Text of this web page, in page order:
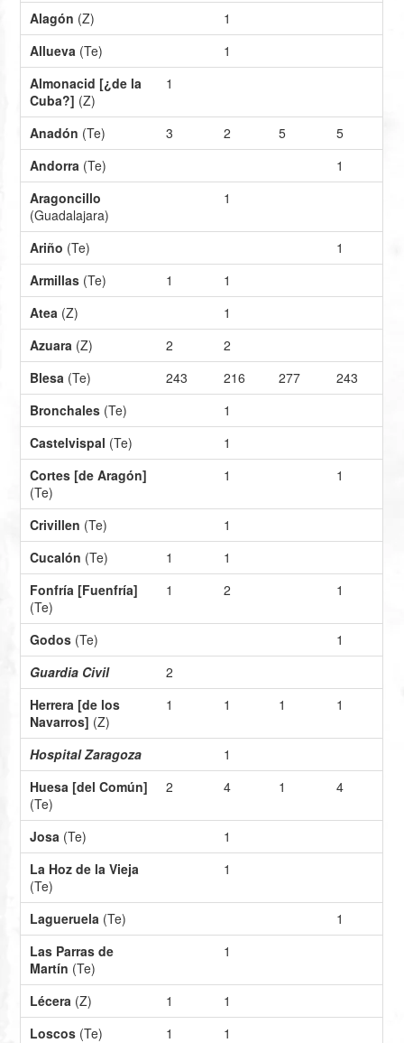
Alagón (Z)
1
Allueva (Te)
1
Almonacid [¿de la
Cuba?] (Z)
1
Anadón (Te) 3 2 5
5
Andorra (Te)
1
Aragoncillo
(Guadalajara)
1
Ariño (Te)
1
Armillas (Te) 1
1
Atea (Z)
1
Azuara (Z) 2
2
Blesa (Te) 243 216 277
243
Bronchales (Te)
1
Castelvispal (Te)
1
Cortes [de Aragón]
(Te)
1 1
Crivillen (Te)
1
Cucalón (Te) 1
1
Fonfría [Fuenfría]
(Te)
1 2 1
Godos (Te)
1
Guardia Civil
2
Herrera [de los
Navarros] (Z)
1 1 1 1
Hospital Zaragoza
1
Huesa [del Común]
(Te)
2 4 1 4
Josa (Te)
1
La Hoz de la Vieja
(Te)
1
Lagueruela (Te)
1
Las Parras de
Martín (Te)
1
Lécera (Z) 1
1
Loscos (Te) 1
1